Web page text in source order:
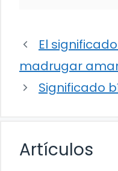
El
madrugar
Significado
Artículos